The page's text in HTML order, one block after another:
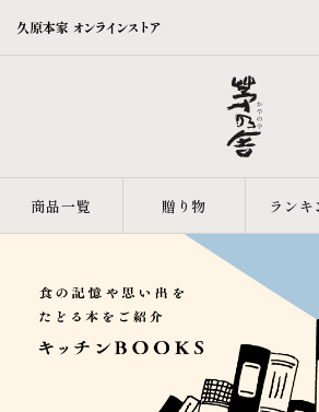
久原本家 オンラインストア
よく検索されるキーワード
にゅうめん
よく見られているコンテンツ
ご利用ガイド
商品一覧 贈り物 ランキ